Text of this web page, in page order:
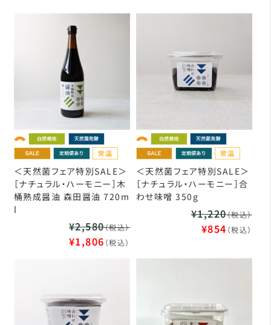
＜天然菌フェア特別SALE＞
［ナチュラル・ハーモニー］木
桶熟成醤油 森田醤油 720m
l
¥2,580（税込）
¥1,806 （税込）
＜天然菌フェア特別SALE＞
［ナチュラル・ハーモニー］合
わせ味噌 350g
¥1,220（税込）
¥854 （税込）